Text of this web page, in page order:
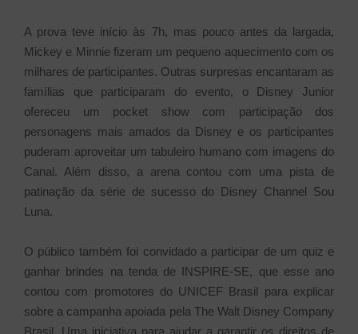
A prova teve início às 7h, mas pouco antes da largada,
Mickey e Minnie fizeram um pequeno aquecimento com os
milhares de participantes. Outras surpresas encantaram as
famílias que participaram do evento, o Disney Junior
ofereceu um pocket show com participação dos
personagens mais amados da Disney e os participantes
puderam aproveitar um tabuleiro humano com imagens do
Canal. Além disso, a arena contou com uma pista de
patinação da série de sucesso do Disney Channel Sou
Luna.
O público também foi convidado a participar de um quiz e
ganhar brindes na tenda de INSPIRE-SE, que esse ano
contou com promotores do UNICEF Brasil para explicar
sobre a campanha apoiada pela The Walt Disney Company